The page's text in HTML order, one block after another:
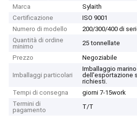
Marca
Sylaith
Certificazione
ISO 9001
Numero di modello
200/300/400 di
Quantità di ordine
minimo
25 tonnellate
Prezzo
Negoziabile
Imballaggi particolari
Imballaggio
dell'esportazione
richiesti.
Tempi di consegna
giorni 7-15work
Termini di
pagamento
T/T